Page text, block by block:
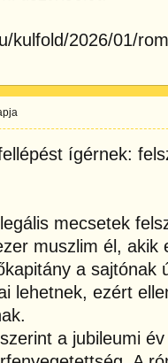
kulfold/2026/01/
ígérnek:
mecsetek
muszlim él, akik
a sajtónak
lehetnek, ezért
a jubileumi